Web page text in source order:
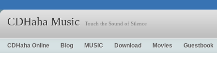
CDHaha Music Touch the Sound of Silence
CDHaha Online Blog MUSIC Download Movies Guestbook